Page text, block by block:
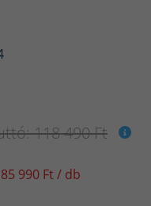
118 490 Ft
990 Ft / db